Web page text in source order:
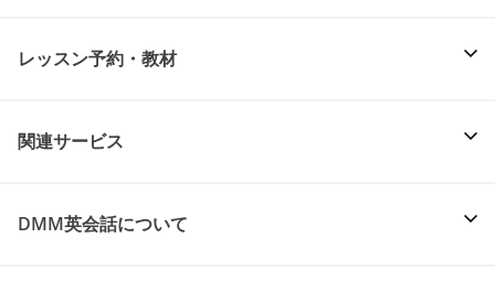
レッスン予約・教材
関連サービス
DMM英会話について